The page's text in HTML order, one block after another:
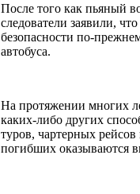
После того как пьяный
следователи заявили,
безопасности по-
автобуса.
На протяжении многих
каких-либо других
туров, чартерных
погибших оказываются